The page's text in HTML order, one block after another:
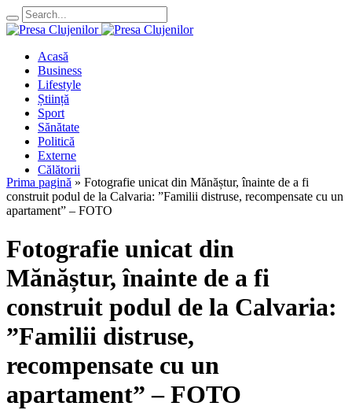
Acasă
Business
Lifestyle
Știință
Sport
Sănătate
Politică
Externe
Călătorii
Prima pagină » Fotografie unicat din Mănăștur, înainte de a fi
construit podul de la Calvaria: ”Familii distruse, recompensate cu un
apartament” – FOTO
Fotografie unicat din
Mănăștur, înainte de a fi
construit podul de la Calvaria:
”Familii distruse,
recompensate cu un
apartament” – FOTO